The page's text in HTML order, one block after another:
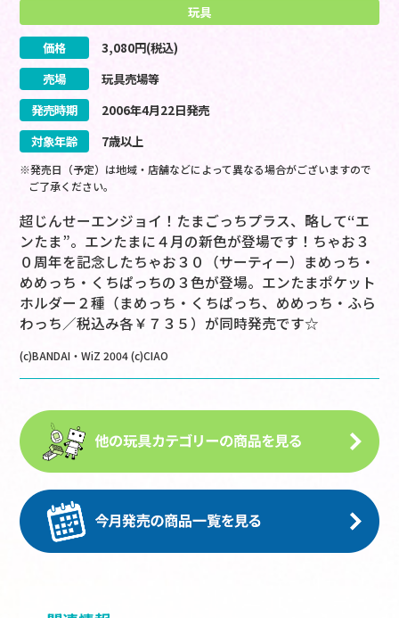
玩具
価格 3,080円(税込)
売場
玩具売場等
発売時期
2006年4月22日発売
対象年齢
7歳以上
※発売日（予定）は地域・店舗などによって異なる場合がございますので
ご了承ください。
超じんせーエンジョイ！たまごっちプラス、略して“エ
ンたま”。エンたまに４月の新色が登場です！ちゃお３
０周年を記念したちゃお３０（サーティー）まめっち・
めめっち・くちぱっちの３色が登場。エンたまポケット
ホルダー２種（まめっち・くちぱっち、めめっち・ふら
わっち／税込み各￥７３５）が同時発売です☆
(c)BANDAI・WiZ 2004 (c)CIAO